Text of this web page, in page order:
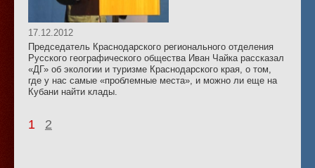
17.12.2012
Председатель Краснодарского регионального отделения
Русского географического общества Иван Чайка рассказал
«ДГ» об экологии и туризме Краснодарского края, о том,
где у нас самые «проблемные места», и можно ли еще на
Кубани найти клады.
1 2